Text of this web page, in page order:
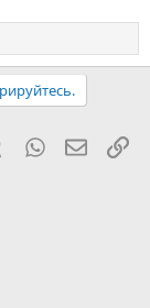
Tumblr WhatsApp